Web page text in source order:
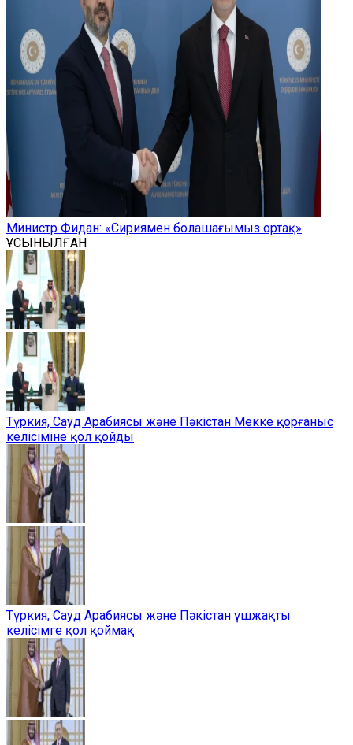
Министр Фидан: «Сириямен болашағымыз ортақ»
ҰСЫНЫЛҒАН
Түркия, Сауд Арабиясы және Пәкістан Мекке қорғаныс
келісіміне қол қойды
Түркия, Сауд Арабиясы және Пәкістан үшжақты
келісімге қол қоймақ